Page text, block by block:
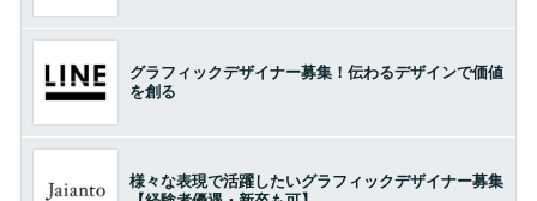
グラフィックデザイナー募集！伝わるデザインで価値
を創る
様々な表現で活躍したいグラフィックデザイナー募集